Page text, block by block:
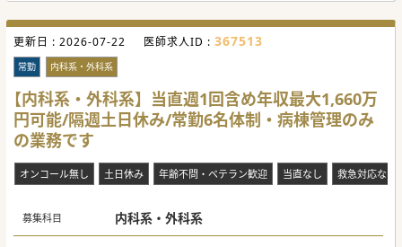
更新日 : 2026-07-22 医師求人ID : 367513
常勤 内科系・外科系
【内科系・外科系】当直週1回含め年収最大1,660万
円可能/隔週土日休み/常勤6名体制・病棟管理のみ
の業務です
オンコール無し 土日休み 年齢不問・ベテラン歓迎 当直なし 救急対応なし
募集科目 内科系・外科系